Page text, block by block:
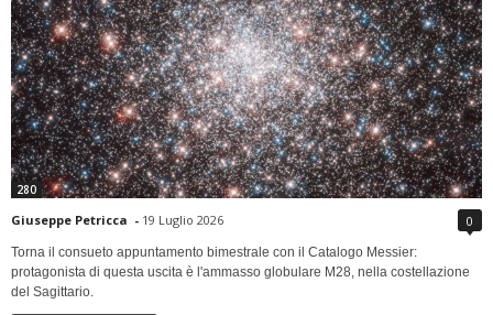
280
Giuseppe Petricca - 19 Luglio 2026 0
Torna il consueto appuntamento bimestrale con il Catalogo Messier:
protagonista di questa uscita è l'ammasso globulare M28, nella costellazione
del Sagittario.